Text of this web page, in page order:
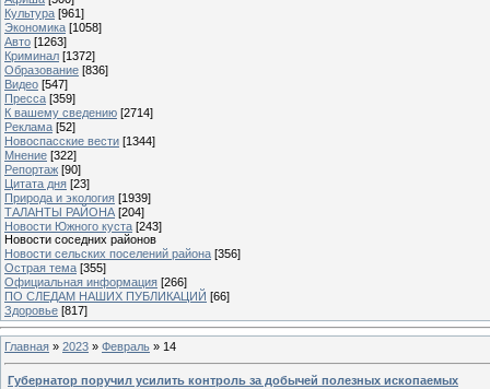
Культура [961]
Экономика [1058]
Авто [1263]
Криминал [1372]
Образование [836]
Видео [547]
Пресса [359]
К вашему сведению [2714]
Реклама [52]
Новоспасские вести [1344]
Мнение [322]
Репортаж [90]
Цитата дня [23]
Природа и экология [1939]
ТАЛАНТЫ РАЙОНА [204]
Новости Южного куста [243]
Новости соседних районов
Новости сельских поселений района [356]
Острая тема [355]
Официальная информация [266]
ПО СЛЕДАМ НАШИХ ПУБЛИКАЦИЙ [66]
Здоровье [817]
Главная » 2023 » Февраль » 14
Губернатор поручил усилить контроль за добычей полезных ископаемых